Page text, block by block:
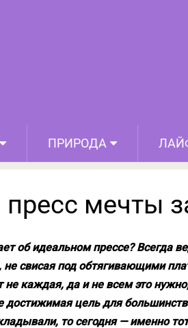
ПРИРОДА
мечты
об идеальном прессе? Всегда
свисая под обтягивающими
не каждая, да и не всем это
достижимая цель для
то сегодня — именно